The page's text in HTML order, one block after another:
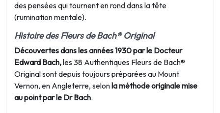
des pensées qui tournent en rond dans la tête
(rumination mentale).
Histoire des Fleurs de Bach® Original
Découvertes dans les années 1930 par le Docteur
Edward Bach,les 38 Authentiques Fleurs de Bach®
Original sont depuis toujours préparées au Mount
Vernon, en Angleterre, selonla méthode originale mise
au point par le Dr Bach.